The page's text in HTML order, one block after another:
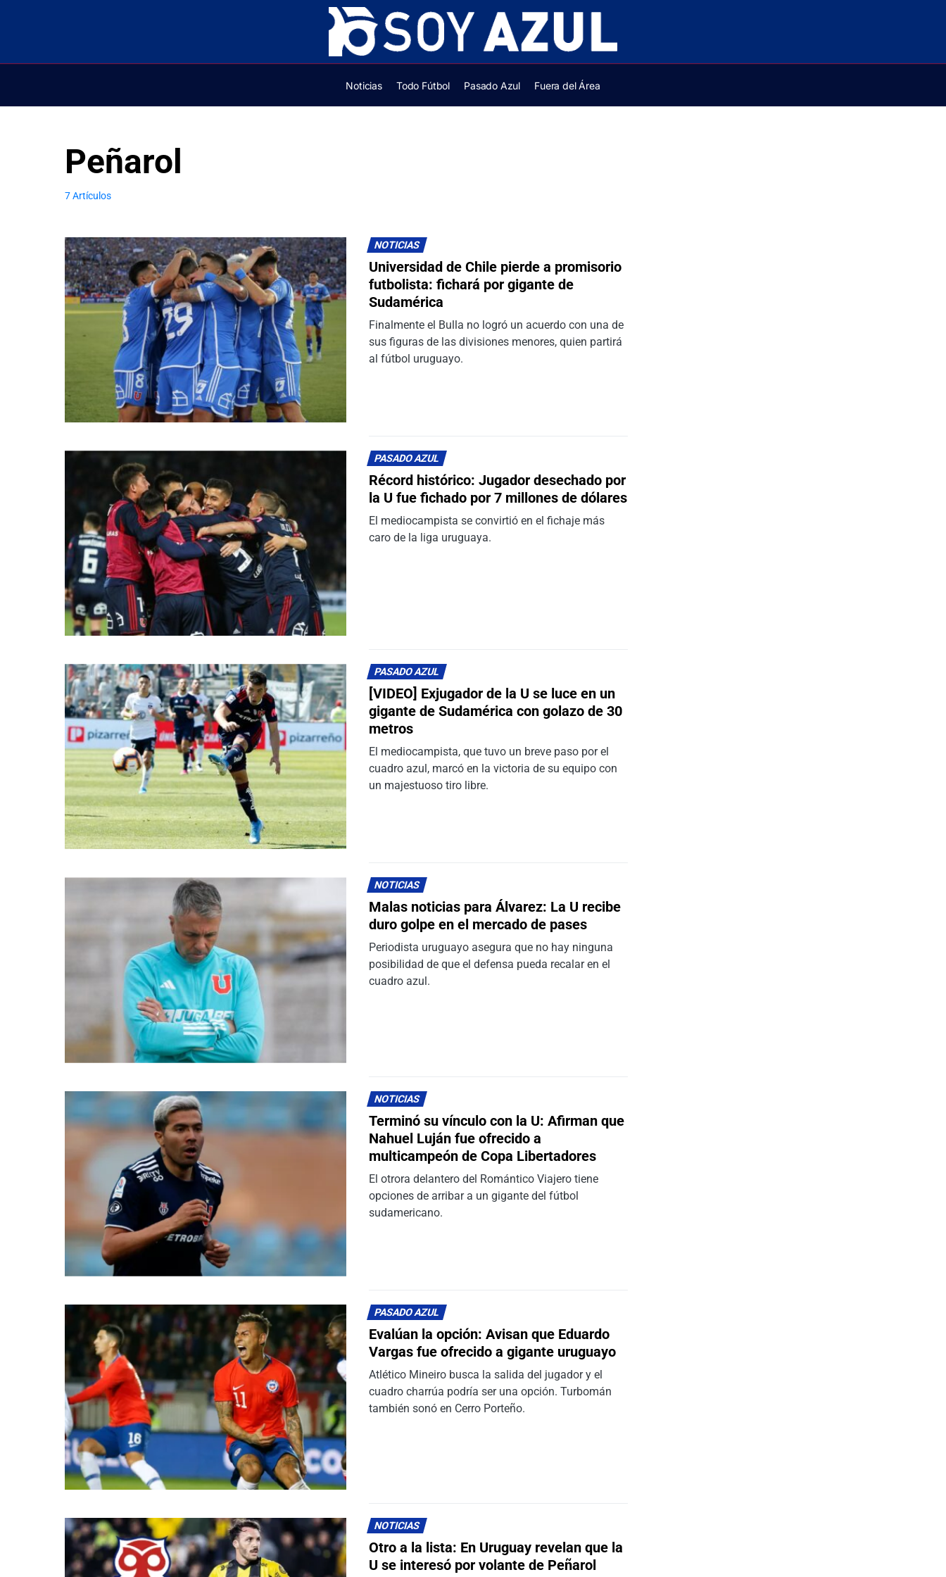
Noticias Todo Fútbol Pasado Azul Fuera del Área
Peñarol
7 Artículos
NOTICIAS
Universidad de Chile pierde a promisorio
futbolista: fichará por gigante de
Sudamérica
Finalmente el Bulla no logró un acuerdo con una de
sus figuras de las divisiones menores, quien partirá
al fútbol uruguayo.
PASADO AZUL
Récord histórico: Jugador desechado por
la U fue fichado por 7 millones de dólares
El mediocampista se convirtió en el fichaje más
caro de la liga uruguaya.
PASADO AZUL
[VIDEO] Exjugador de la U se luce en un
gigante de Sudamérica con golazo de 30
metros
El mediocampista, que tuvo un breve paso por el
cuadro azul, marcó en la victoria de su equipo con
un majestuoso tiro libre.
NOTICIAS
Malas noticias para Álvarez: La U recibe
duro golpe en el mercado de pases
Periodista uruguayo asegura que no hay ninguna
posibilidad de que el defensa pueda recalar en el
cuadro azul.
NOTICIAS
Terminó su vínculo con la U: Afirman que
Nahuel Luján fue ofrecido a
multicampeón de Copa Libertadores
El otrora delantero del Romántico Viajero tiene
opciones de arribar a un gigante del fútbol
sudamericano.
PASADO AZUL
Evalúan la opción: Avisan que Eduardo
Vargas fue ofrecido a gigante uruguayo
Atlético Mineiro busca la salida del jugador y el
cuadro charrúa podría ser una opción. Turbomán
también sonó en Cerro Porteño.
NOTICIAS
Otro a la lista: En Uruguay revelan que la
U se interesó por volante de Peñarol